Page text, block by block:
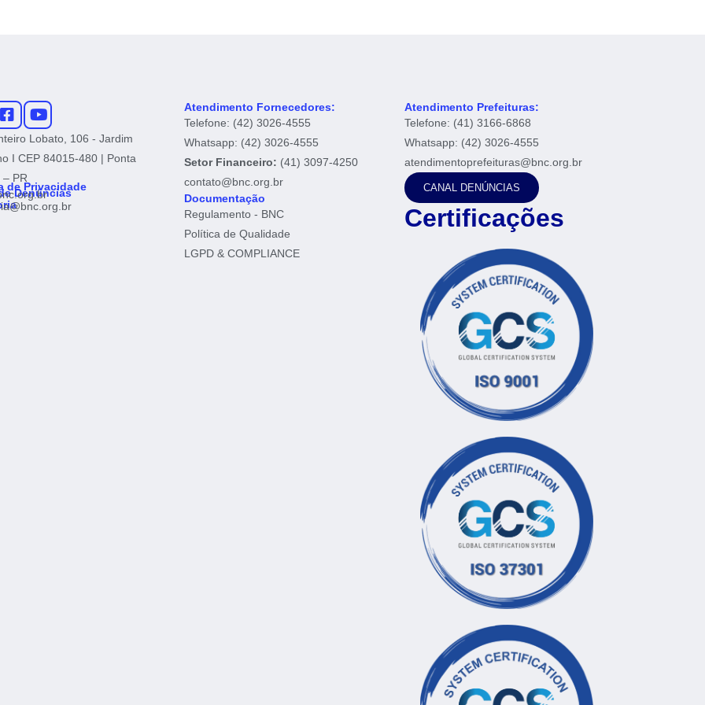
Lobato, 106 - Jardim
I CEP 84015-480 | Ponta
PR
de Privacidade
Denúncias
Atendimento Fornecedores:
Telefone: (42) 3026-4555
Whatsapp: (42) 3026-4555
Setor Financeiro: (41) 3097-4250
contato@bnc.org.br
Documentação
Regulamento - BNC
Política de Qualidade
LGPD & COMPLIANCE
Atendimento Prefeituras:
Telefone: (41) 3166-6868
Whatsapp: (42) 3026-4555
atendimentoprefeituras@bnc.org.br
CANAL DENÚNCIAS
Certificações